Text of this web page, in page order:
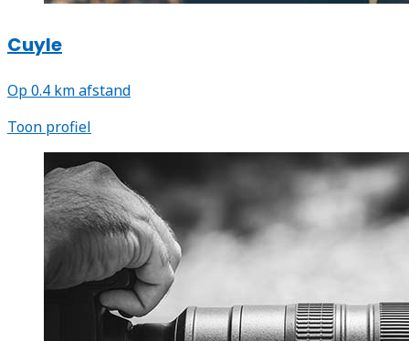
Cuyle
Op 0.4 km afstand
Toon profiel